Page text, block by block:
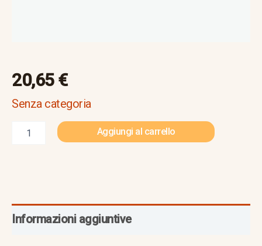
20,65 €
Senza categoria
Aggiungi al carrello
Informazioni aggiuntive